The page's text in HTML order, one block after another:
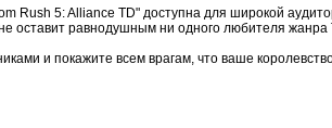
Rush 5: Alliance TD" доступна для широкой
оставит равнодушным ни одного любителя жанра
и покажите всем врагам, что ваше